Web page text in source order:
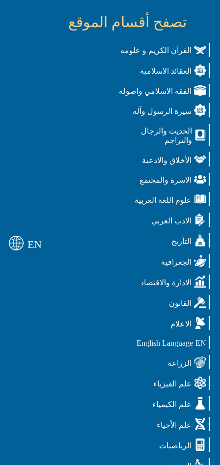
تصفح أقسام الموقع
القرآن الكريم و علومه
العقائد الاسلامية
الفقه الاسلامي واصوله
سيرة الرسول وآله
الحديث والرجال
والتراجم
الأخلاق والادعية
الاسرة والمجتمع
علوم اللغة العربية
الادب العربي
التأريخ
الجغرافية
الادارة والاقتصاد
القانون
الاعلام
EN
English Language
الزراعة
علم الفيزياء
علم الكيمياء
علم الأحياء
الرياضيات
EN